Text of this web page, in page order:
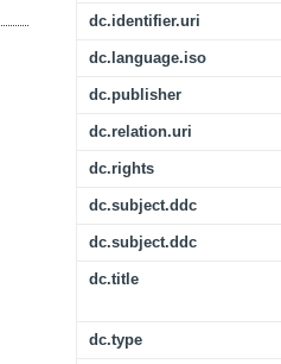
dc.identifier.uri
dc.language.iso
dc.publisher
dc.relation.uri
dc.rights
dc.subject.ddc
dc.subject.ddc
dc.title
dc.type